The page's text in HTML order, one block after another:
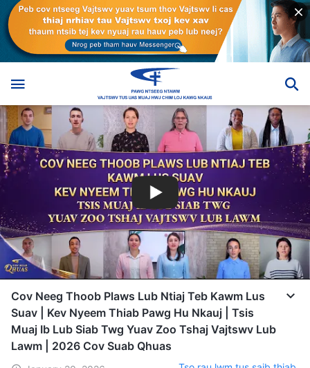
Cov Neeg Thoob Plaws Lub Ntiaj Teb Kawm Lus
Suav | Kev Nyeem Thiab Pawg Hu Nkauj | Tsis
Muaj Ib Lub Siab Twg Yuav Zoo Tshaj Vajtswv Lub
Lawm | 2026 Cov Suab Qhuas